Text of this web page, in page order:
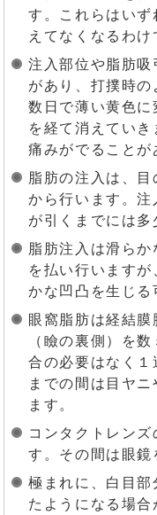
す。これらはい
えてなくなるわけ
注入部位や脂肪
があり、打撲時の
数日で薄い黄色に
を経て消えてい
痛みがでることが
脂肪の注入は、
から行います。
が引くまでには多
脂肪注入は滑ら
を払い行います
かな凹凸を生じる
眼窩脂肪は経結
（瞼の裏側）を
合の必要はなく１
までの間は目ヤ
ます。
コンタクトレン
す。その間は眼鏡
極まれに、白目部
たようになる場